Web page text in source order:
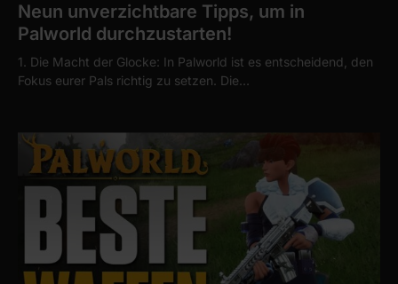
Neun unverzichtbare Tipps, um in
Palworld durchzustarten!
1. Die Macht der Glocke: In Palworld ist es entscheidend, den
Fokus eurer Pals richtig zu setzen. Die…